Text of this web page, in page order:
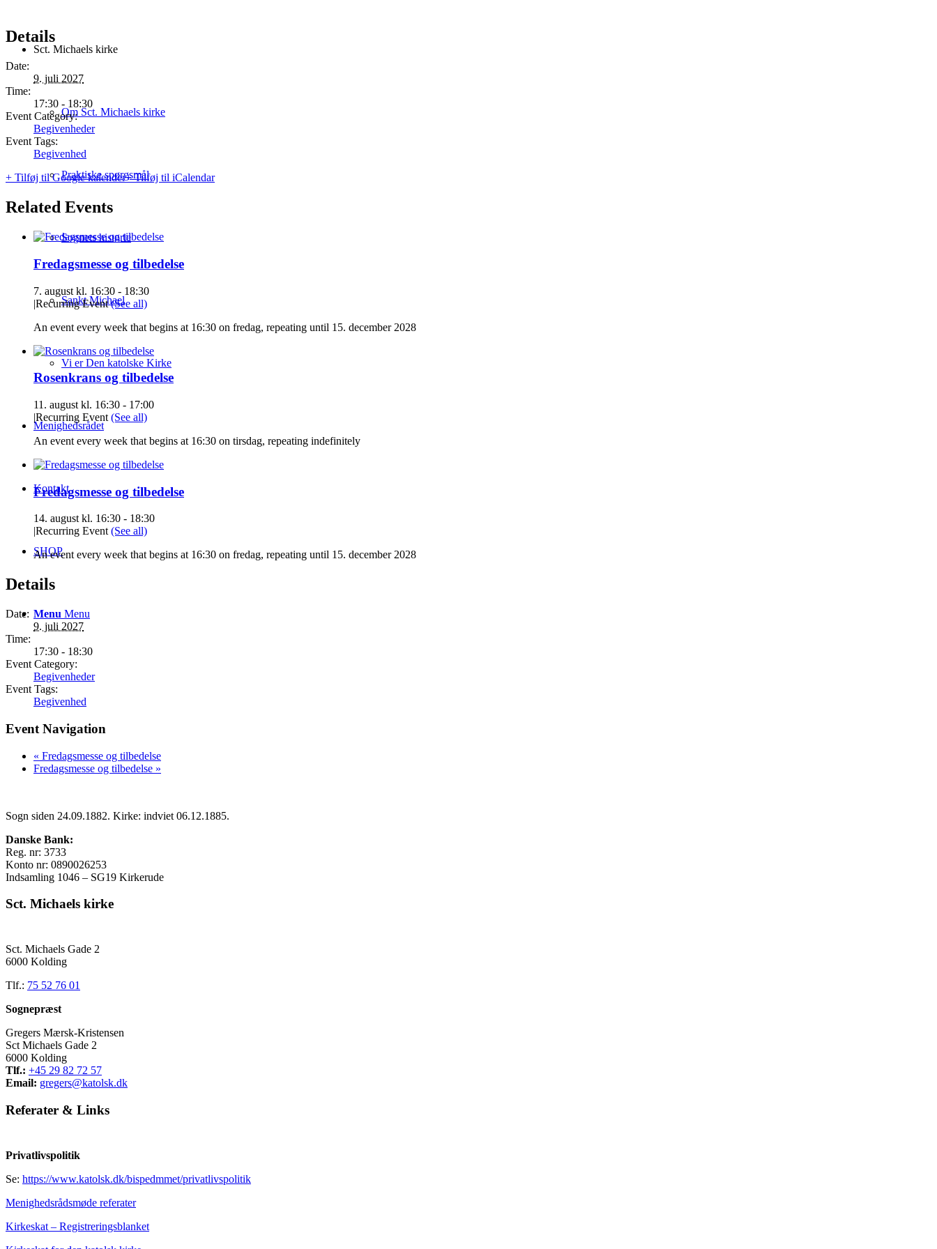
Sct. Michaels kirke
Om Sct. Michaels kirke
Praktiske spørgsmål
Sognets historie
Sankt Michael
Vi er Den katolske Kirke
Menighedsrådet
Kontakt
SHOP
Menu Menu
Details
Date:
9. juli 2027
Time:
17:30 - 18:30
Event Category:
Begivenheder
Event Tags:
Begivenhed
+ Tilføj til Google kalender+ Tilføj til iCalendar
Related Events
Fredagsmesse og tilbedelse
7. august kl. 16:30 - 18:30
|Recurring Event(See all)
An event every week that begins at 16:30 on fredag, repeating until 15. december 2028
Rosenkrans og tilbedelse
11. august kl. 16:30 - 17:00
|Recurring Event (See all)
An event every week that begins at 16:30 on tirsdag, repeating indefinitely
Fredagsmesse og tilbedelse
14. august kl. 16:30 - 18:30
Recurring Event(See all)
An event every week that begins at 16:30 on fredag, repeating until 15. december 2028
Details
Date:
9. juli 2027
Time:
17:30 - 18:30
Event Category:
Begivenheder
Event Tags:
Begivenhed
Event Navigation
« Fredagsmesse og tilbedelse
Fredagsmesse og tilbedelse »
Sogn siden 24.09.1882. Kirke: indviet 06.12.1885.
Danske Bank:
Reg. nr: 3733
Konto nr: 0890026253
Indsamling 1046 – SG19 Kirkerude
Sct. Michaels kirke
Sct. Michaels Gade 2
6000 Kolding
Tlf.: 75 52 76 01
Sognepræst
Gregers Mærsk-Kristensen
Sct Michaels Gade 2
6000 Kolding
Tlf.: +45 29 82 72 57
Email: gregers@katolsk.dk
Referater & Links
Privatlivspolitik
Se: https://www.katolsk.dk/bispedmmet/privatlivspolitik
Menighedsrådsmøde referater
Kirkeskat – Registreringsblanket